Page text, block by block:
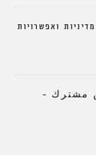
ואפשרויות
مشترك –